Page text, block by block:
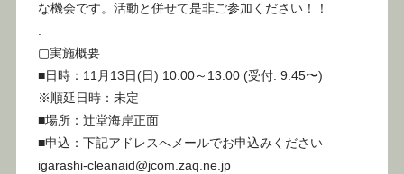
な機会です。活動と併せて是非ご参加ください！！
▢実施概要
■日時：11月13日(日) 10:00～13:00 (受付: 9:45〜)
※順延日時：未定
■場所：辻堂海岸正面
■申込：下記アドレスへメールでお申込みください
igarashi-cleanaid@jcom.zaq.ne.jp